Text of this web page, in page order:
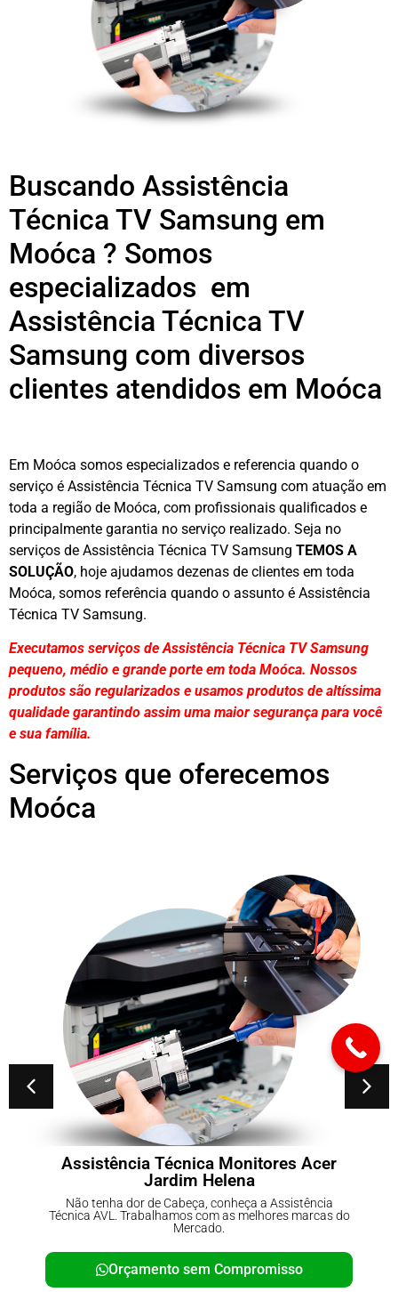
Buscando Assistência
Técnica TV Samsung em
Moóca ? Somos
especializados em
Assistência Técnica TV
Samsung com diversos
clientes atendidos em Moóca
Em Moóca somos especializados e referencia quando o
serviço é Assistência Técnica TV Samsung com atuação em
toda a região de Moóca, com profissionais qualificados e
principalmente garantia no serviço realizado. Seja no
serviços de Assistência Técnica TV Samsung TEMOS A
SOLUÇÃO, hoje ajudamos dezenas de clientes em toda
Moóca, somos referência quando o assunto é Assistência
Técnica TV Samsung.
Executamos serviços de Assistência Técnica TV Samsung
pequeno, médio e grande porte em toda Moóca. Nossos
produtos são regularizados e usamos produtos de altíssima
qualidade garantindo assim uma maior segurança para você
e sua família.
Serviços que oferecemos
Moóca
Conserto de No-breaks Parque do
Carmo
Não tenha dor de Cabeça, conheça a Assistência
Técnica AVL. Trabalhamos com as melhores marcas do
Mercado.
Orçamento sem Compromisso